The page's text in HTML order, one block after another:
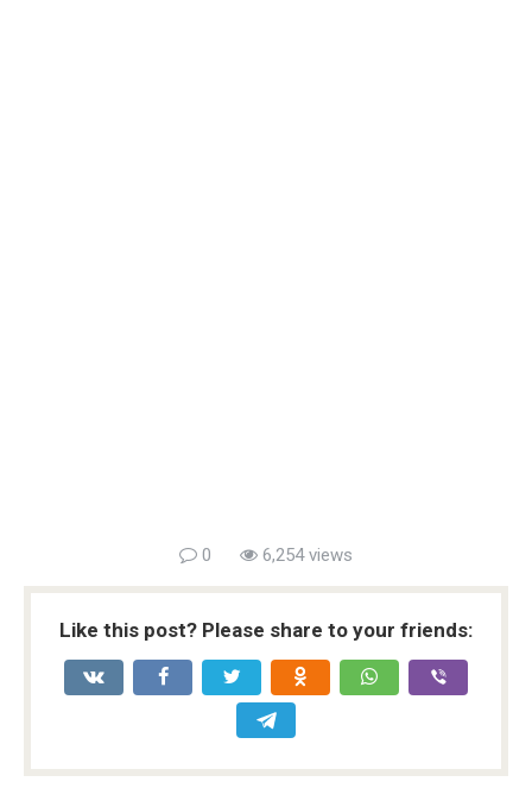
0 6,254 views
Like this post? Please share to your friends: